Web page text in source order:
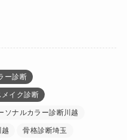
ー診断
メイク診断
ソナルカラー診断川越
骨格診断埼玉